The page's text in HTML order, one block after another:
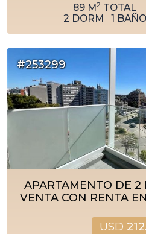
89 M2 TOTAL
2 DORM 1
#253299
APARTAMENTO DE 2
VENTA CON RENTA
USD